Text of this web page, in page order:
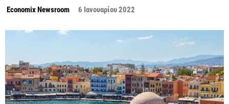
Economix Newsroom 6 Ιανουαρίου 2022